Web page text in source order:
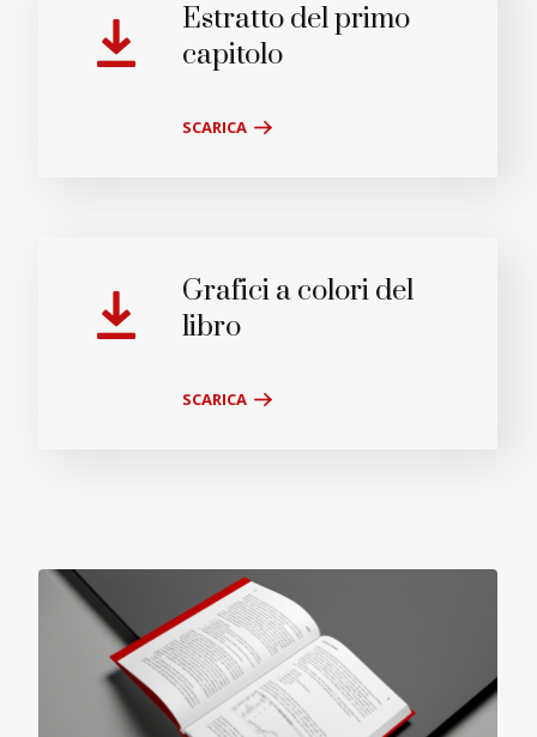
Estratto del primo
capitolo
SCARICA
Grafici a colori del
libro
SCARICA